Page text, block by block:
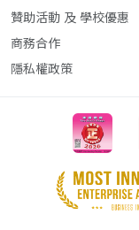
贊助活動 及 學校優惠
商務合作
隱私權政策